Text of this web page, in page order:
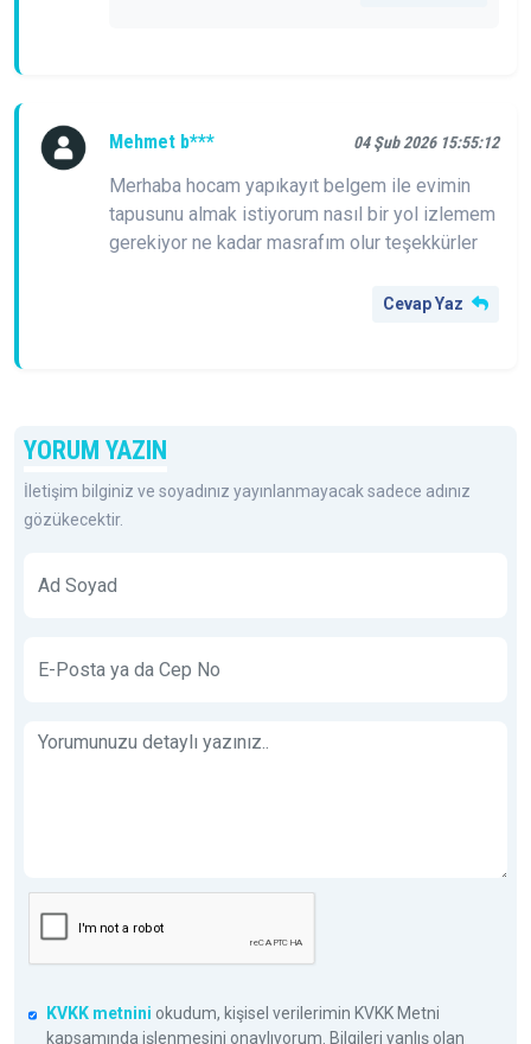
Mehmet b*** 04 Şub 2026 15:55:12
Merhaba hocam yapıkayıt belgem ile evimin
tapusunu almak istiyorum nasıl bir yol izlemem
gerekiyor ne kadar masrafım olur teşekkürler
Cevap Yaz
YORUM YAZIN
İletişim bilginiz ve soyadınız yayınlanmayacak sadece adınız
gözükecektir.
KVKK metnini okudum, kişisel verilerimin KVKK Metni
kapsamında işlenmesini onaylıyorum. Bilgileri yanlış olan